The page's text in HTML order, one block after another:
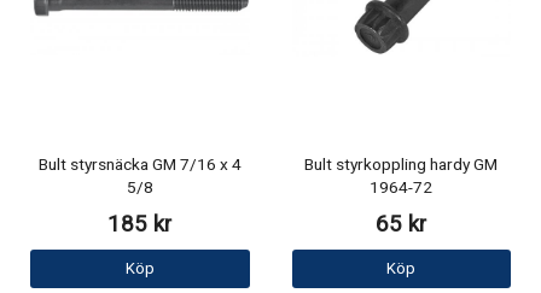
Bult styrsnäcka GM 7/16 x 4
5/8
185 kr
Köp
Bult styrkoppling hardy GM
1964-72
65 kr
Köp